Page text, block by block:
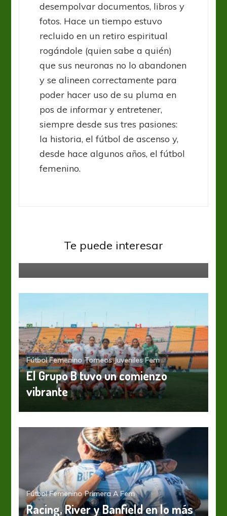
desempolvar documentos, libros y
fotos. Hace un tiempo estuvo
recluido en un retiro espiritual
rogándole (quien sabe a quién)
que sus neuronas no lo abandonen
y se alineen correctamente para
poder hacer uso de su pluma en
pos de informar y entretener,
siempre desde sus tres pasiones:
la historia, el fútbol de ascenso y,
desde hace algunos años, el fútbol
femenino.
Te puede interesar
Décima fecha del Torneo de
Fútbol Femenino Torneos Juveniles Fem
El Grupo B tuvo un comienzo
vibrante
Fútbol Femenino Primera A Fem
Racing, River y Banfield en lo más